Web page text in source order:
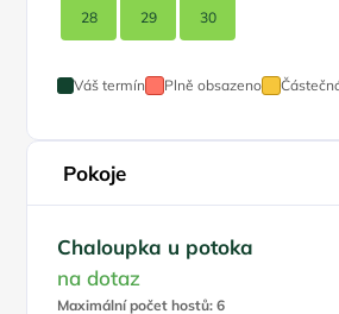
28 29 30
Váš termín Plně obsazeno
Pokoje
Chaloupka u potoka
na dotaz
Maximální počet hostů: 6